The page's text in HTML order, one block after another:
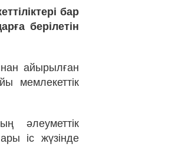
бар
берілетін
айырылған
мемлекеттік
әлеуметтік
іс жүзінде